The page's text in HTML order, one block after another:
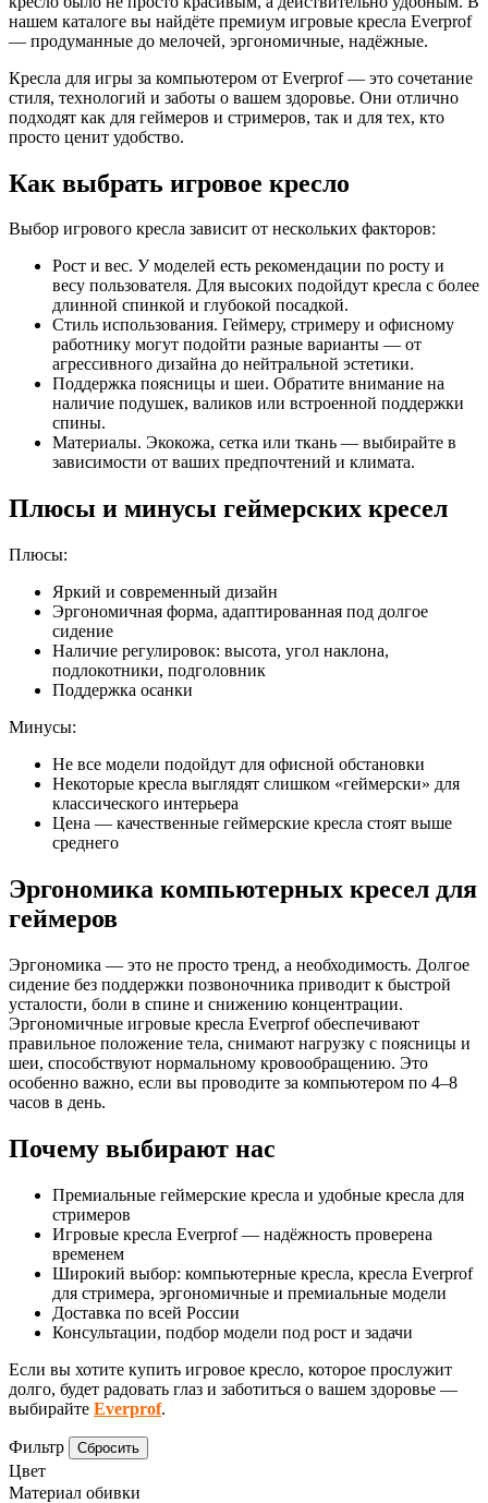
нашем каталоге вы найдёте премиум игровые кресла Everprof
— продуманные до мелочей, эргономичные, надёжные.
Кресла для игры за компьютером от Everprof — это сочетание
стиля, технологий и заботы о вашем здоровье. Они отлично
подходят как для геймеров и стримеров, так и для тех, кто
просто ценит удобство.
Как выбрать игровое кресло
Выбор игрового кресла зависит от нескольких факторов:
Рост и вес. У моделей есть рекомендации по росту и
весу пользователя. Для высоких подойдут кресла с более
длинной спинкой и глубокой посадкой.
Стиль использования. Геймеру, стримеру и офисному
работнику могут подойти разные варианты — от
агрессивного дизайна до нейтральной эстетики.
Поддержка поясницы и шеи. Обратите внимание на
наличие подушек, валиков или встроенной поддержки
спины.
Материалы. Экокожа, сетка или ткань — выбирайте в
зависимости от ваших предпочтений и климата.
Плюсы и минусы геймерских кресел
Плюсы:
Яркий и современный дизайн
Эргономичная форма, адаптированная под долгое
сидение
Наличие регулировок: высота, угол наклона,
подлокотники, подголовник
Поддержка осанки
Минусы:
Не все модели подойдут для офисной обстановки
Некоторые кресла выглядят слишком «геймерски» для
классического интерьера
Цена — качественные геймерские кресла стоят выше
среднего
Эргономика компьютерных кресел для
геймеров
Эргономика — это не просто тренд, а необходимость. Долгое
сидение без поддержки позвоночника приводит к быстрой
усталости, боли в спине и снижению концентрации.
Эргономичные игровые кресла Everprof обеспечивают
правильное положение тела, снимают нагрузку с поясницы и
шеи, способствуют нормальному кровообращению. Это
особенно важно, если вы проводите за компьютером по 4–8
часов в день.
Почему выбирают нас
Премиальные геймерские кресла и удобные кресла для
стримеров
Игровые кресла Everprof — надёжность проверена
временем
Широкий выбор: компьютерные кресла, кресла Everprof
для стримера, эргономичные и премиальные модели
Доставка по всей России
Консультации, подбор модели под рост и задачи
Если вы хотите купить игровое кресло, которое прослужит
долго, будет радовать глаз и заботиться о вашем здоровье —
выбирайте Everprof.
Фильтр Сбросить
Цвет
Материал обивки